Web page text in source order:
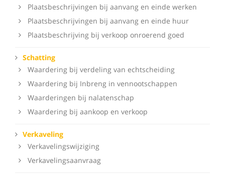
Plaatsbeschrijvingen bij aanvang en einde werken
Plaatsbeschrijvingen bij aanvang en einde huur
Plaatsbeschrijving bij verkoop onroerend goed
Schatting
Waardering bij verdeling van echtscheiding
Waardering bij Inbreng in vennootschappen
Waarderingen bij nalatenschap
Waardering bij aankoop en verkoop
Verkaveling
Verkavelingswijziging
Verkavelingsaanvraag